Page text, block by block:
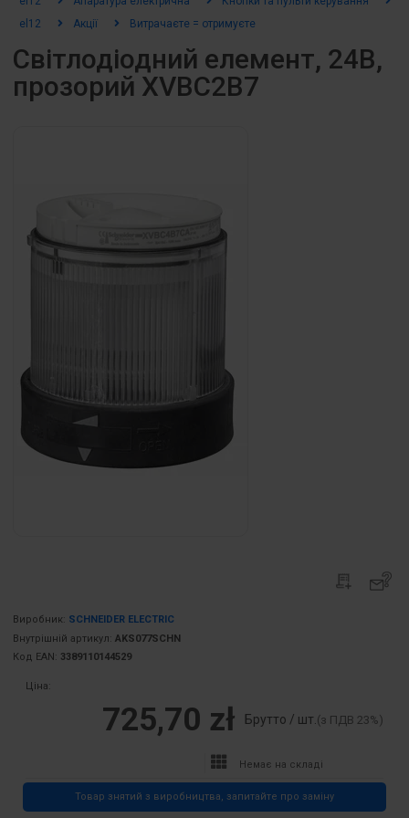
el12
Акції Витрачаєте = отримуєте
Світлодіодний елемент, 24В,
прозорий XVBC2B7
Виробник: SCHNEIDER ELECTRIC
Внутрішній артикул: AKS077SCHN
Код EAN: 3389110144529
Ціна:
725,70 zł Брутто / шт.(з ПДВ 23%)
Немає на складі
Товар знятий з виробництва, запитайте про заміну